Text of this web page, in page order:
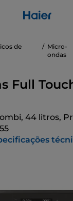
de
Micro-
ondas
Full
44 litros,